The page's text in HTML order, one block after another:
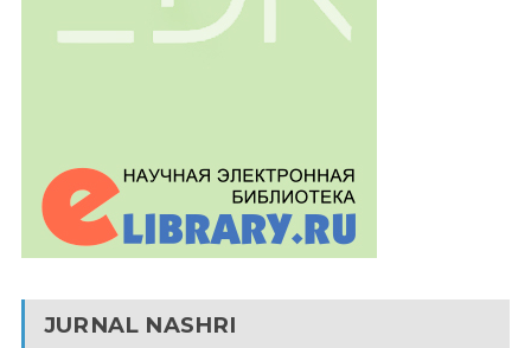
JURNAL NASHRI